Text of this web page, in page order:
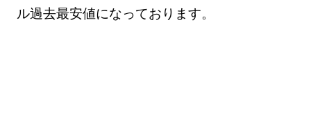
ル過去最安値になっております。